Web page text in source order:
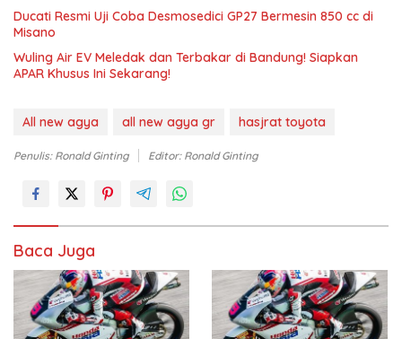
Ducati Resmi Uji Coba Desmosedici GP27 Bermesin 850 cc di
Misano
Wuling Air EV Meledak dan Terbakar di Bandung! Siapkan
APAR Khusus Ini Sekarang!
All new agya all new agya gr hasjrat toyota
Penulis: Ronald Ginting Editor: Ronald Ginting
Baca Juga